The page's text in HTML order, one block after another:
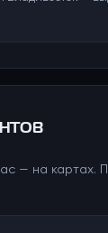
— на картах.